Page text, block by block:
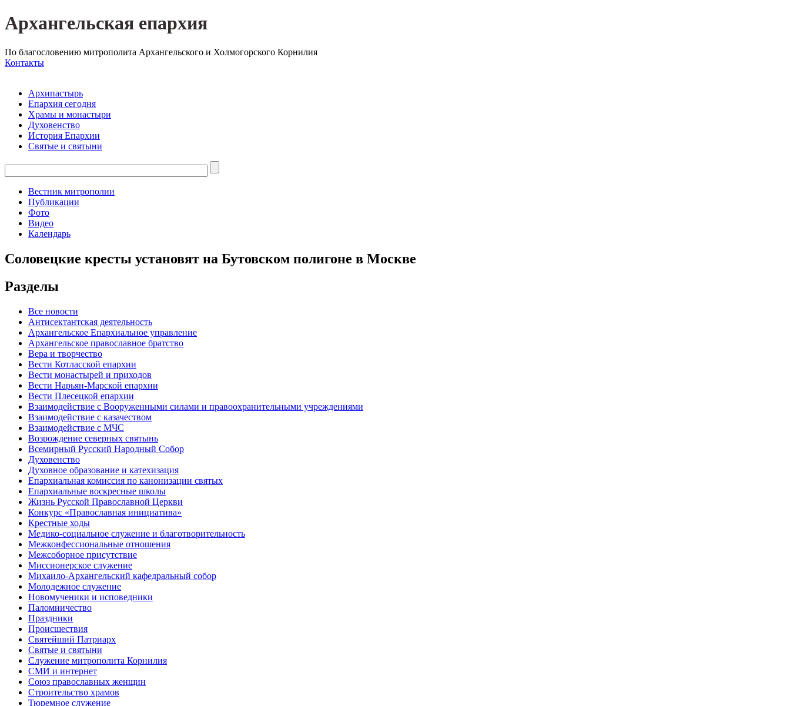
Архангельская епархия
По благословению митрополита Архангельского и Холмогорского Корнилия
Контакты
Архипастырь
Епархия сегодня
Храмы и монастыри
Духовенство
История Епархии
Святые и святыни
Вестник митрополии
Публикации
Фото
Видео
Календарь
Соловецкие кресты установят на Бутовском полигоне в Москве
Разделы
Все новости
Антисектантская деятельность
Архангельское Епархиальное управление
Архангельское православное братство
Вера и творчество
Вести Котласской епархии
Вести монастырей и приходов
Вести Нарьян-Марской епархии
Вести Плесецкой епархии
Взаимодействие с Вооруженными силами и правоохранительными учреждениями
Взаимодействие с казачеством
Взаимодействие с МЧС
Возрождение северных святынь
Всемирный Русский Народный Собор
Духовенство
Духовное образование и катехизация
Епархиальная комиссия по канонизации святых
Епархиальные воскресные школы
Жизнь Русской Православной Церкви
Конкурс «Православная инициатива»
Крестные ходы
Медико-социальное служение и благотворительность
Межконфессиональные отношения
Межсоборное присутствие
Миссионерское служение
Михаило-Архангельский кафедральный собор
Молодежное служение
Новомученики и исповедники
Паломничество
Праздники
Происшествия
Святейший Патриарх
Святые и святыни
Служение митрополита Корнилия
СМИ и интернет
Союз православных женщин
Строительство храмов
Тюремное служение